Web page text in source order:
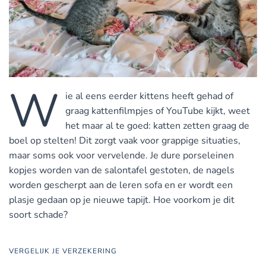
W
ie al eens eerder kittens heeft gehad of
graag kattenfilmpjes of YouTube kijkt, weet
het maar al te goed: katten zetten graag de
boel op stelten! Dit zorgt vaak voor grappige situaties,
maar soms ook voor vervelende. Je dure porseleinen
kopjes worden van de salontafel gestoten, de nagels
worden gescherpt aan de leren sofa en er wordt een
plasje gedaan op je nieuwe tapijt. Hoe voorkom je dit
soort schade?
VERGELIJK JE VERZEKERING